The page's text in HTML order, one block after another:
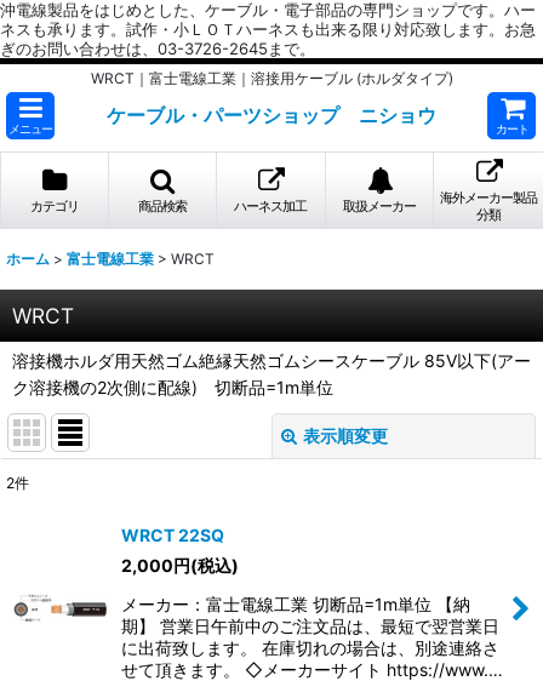
沖電線製品をはじめとした、ケーブル・電子部品の専門ショップです。ハー
ネスも承ります。試作・小ＬＯＴハーネスも出来る限り対応致します。お急
ぎのお問い合わせは、03-3726-2645まで。
WRCT｜富士電線工業｜溶接用ケーブル (ホルダタイプ)
メニュー
ケーブル・パーツショップ ニショウ
カート
カテゴリ 商品検索 ハーネス加工 取扱メーカー
海外メーカー製品
分類
ホーム > 富士電線工業 > WRCT
WRCT
溶接機ホルダ用天然ゴム絶縁天然ゴムシースケーブル 85V以下(アー
ク溶接機の2次側に配線) 切断品=1m単位
表示順変更
絞り込む
2件
WRCT 22SQ
2,000円(税込)
メーカー：富士電線工業 切断品=1m単位 【納
期】 営業日午前中のご注文品は、最短で翌営業日
に出荷致します。 在庫切れの場合は、別途連絡さ
せて頂きます。 ◇メーカーサイト https://www.…